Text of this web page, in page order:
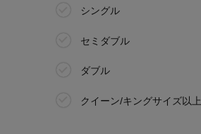
シングル
セミダブル
ダブル
クイーン/キングサイズ以上